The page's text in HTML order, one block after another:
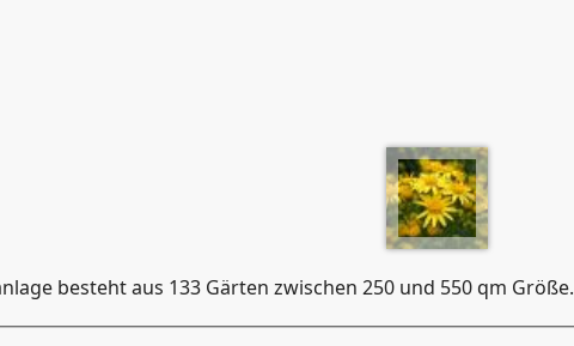
besteht aus 133 Gärten zwischen 250 und 550 qm Größe.